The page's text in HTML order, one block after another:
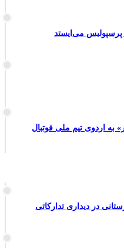
پرسپولیس می‌ایستد
به اردوی تیم ملی فوتبال
در دیداری تدارکاتی